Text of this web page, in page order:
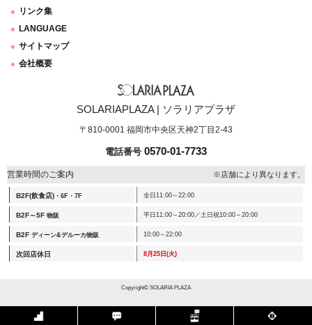
リンク集
LANGUAGE
サイトマップ
会社概要
SOLARIAPLAZA | ソラリアプラザ
〒810-0001 福岡市中央区天神2丁目2-43
電話番号 0570-01-7733
※店舗により異なります。
営業時間のご案内
B2F(飲食店) ・6F・7F 全日11:00～22:00
B2F～5F 物販 平日11:00～20:00／土日祝10:00～20:00
B2F ディーン&デルーカ物販 10:00～22:00
次回店休日 8月25日(火)
Copyright© SOLARIA PLAZA